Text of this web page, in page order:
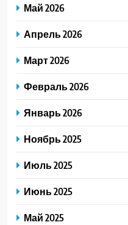
Май 2026
Апрель 2026
Март 2026
Февраль 2026
Январь 2026
Ноябрь 2025
Июль 2025
Июнь 2025
Май 2025